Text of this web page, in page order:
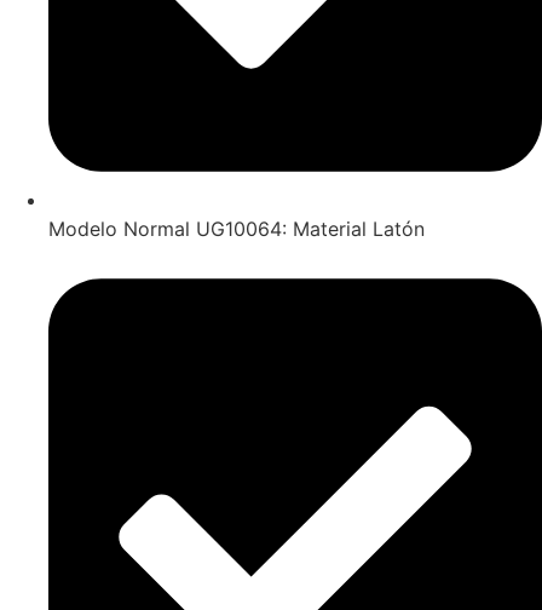
Modelo Normal UG10064: Material Latón